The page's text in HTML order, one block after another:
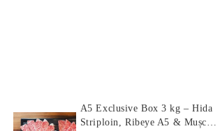
A5 Exclusive Box 3 kg – Hida
Striploin, Ribeye A5 & Mușchi